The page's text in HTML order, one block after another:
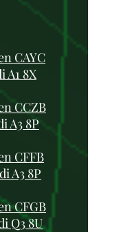
CAYC
A1 8X
CCZB
A3 8P
CFFB
A3 8P
CFGB
Q3 8U